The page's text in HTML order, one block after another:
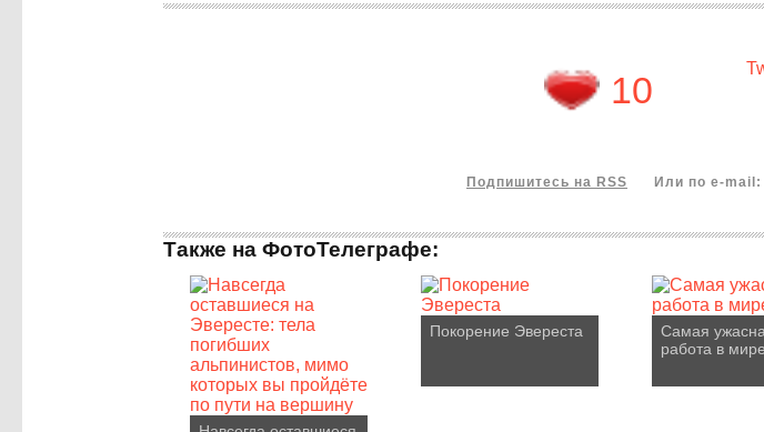
10
Подпишитесь на RSS Или по e-mail:
Также на ФотоТелеграфе:
Покорение Эвереста
Самая
работа в мире